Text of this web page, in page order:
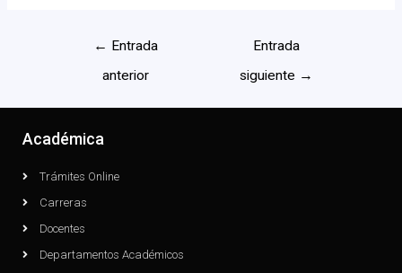
← Entrada
anterior
Entrada
siguiente →
Académica
Trámites Online
Carreras
Docentes
Departamentos Académicos